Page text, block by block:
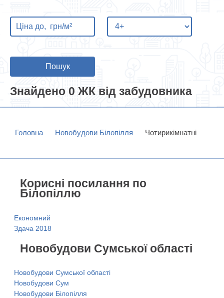
Пошук
Знайдено 0 ЖК від забудовника
Головна Новобудови Білопілля Чотирикімнатні
Корисні посилання по
Білопіллю
Економний
Здача 2018
Новобудови Сумської області
Новобудови Сумської області
Новобудови Сум
Новобудови Білопілля